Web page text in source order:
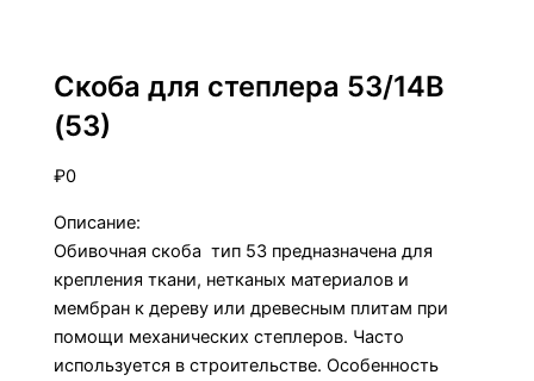
Скоба для степлера 53/14В
(53)
₽0
Описание:
Обивочная скоба тип 53 предназначена для
крепления ткани, нетканых материалов и
мембран к дереву или древесным плитам при
помощи механических степлеров. Часто
используется в строительстве. Особенность